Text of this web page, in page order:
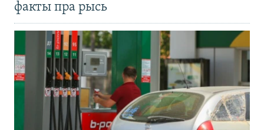
факты пра рысь